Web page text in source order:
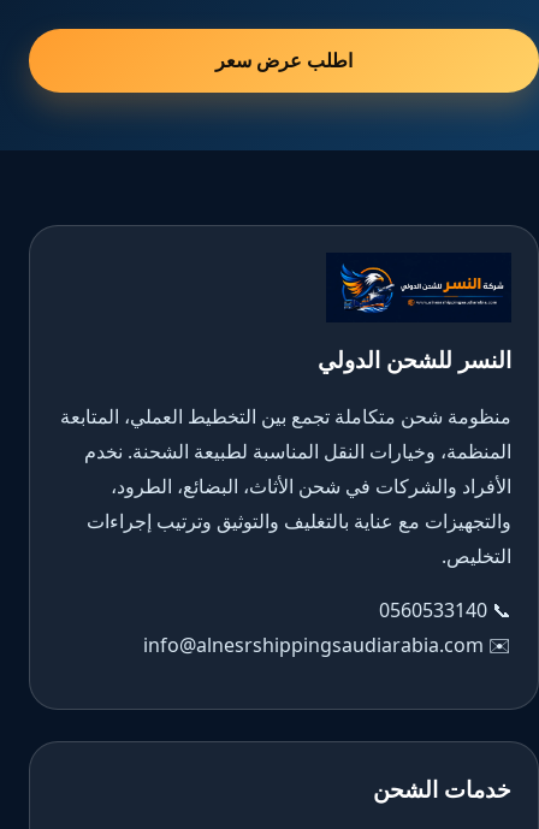
اطلب عرض سعر
النسر للشحن الدولي
منظومة شحن متكاملة تجمع بين التخطيط العملي، المتابعة
المنظمة، وخيارات النقل المناسبة لطبيعة الشحنة. نخدم
الأفراد والشركات في شحن الأثاث، البضائع، الطرود،
والتجهيزات مع عناية بالتغليف والتوثيق وترتيب إجراءات
التخليص.
📞
0560533140
✉️
info@alnesrshippingsaudiarabia.com
خدمات الشحن